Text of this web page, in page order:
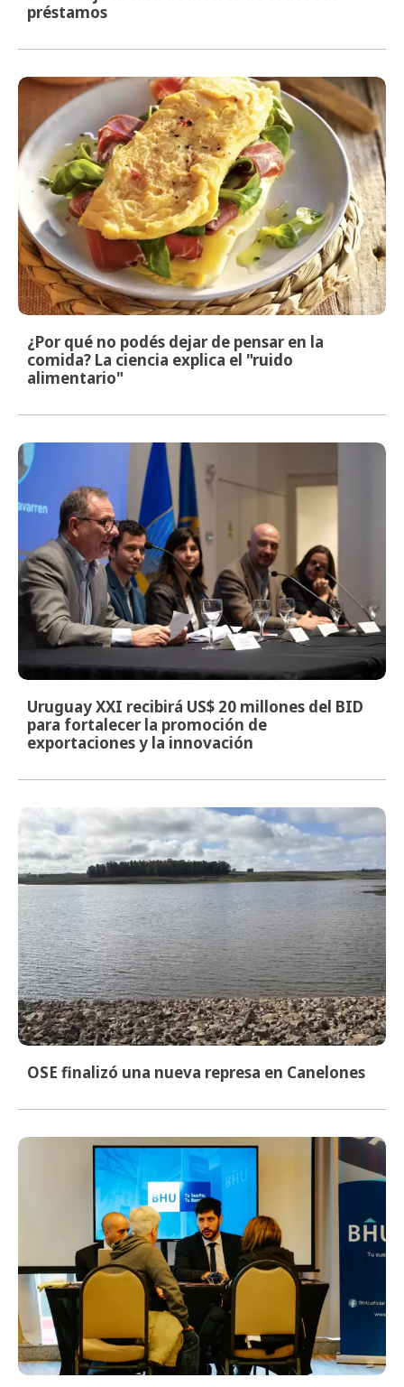
préstamos
¿Por qué no podés dejar de pensar en la
comida? La ciencia explica el "ruido
alimentario"
Uruguay XXI recibirá US$ 20 millones del BID
para fortalecer la promoción de
exportaciones y la innovación
OSE finalizó una nueva represa en Canelones